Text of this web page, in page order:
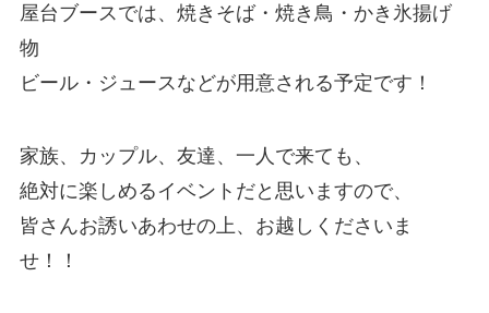
屋台ブースでは、焼きそば・焼き鳥・かき氷揚げ
物
ビール・ジュースなどが用意される予定です！
家族、カップル、友達、一人で来ても、
絶対に楽しめるイベントだと思いますので、
皆さんお誘いあわせの上、お越しくださいま
せ！！